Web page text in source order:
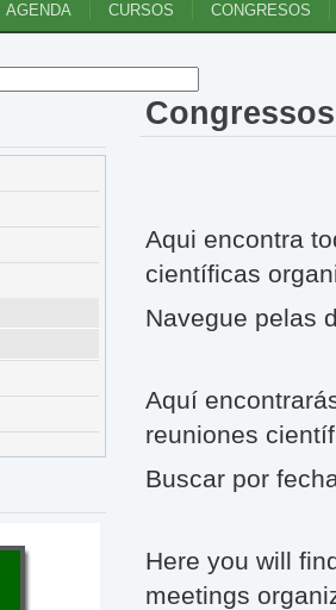
AGENDA CURSOS CONGRESOS
Aqui encontra
científicas
Navegue pelas
Aquí
reuniones
Buscar por
Here you will
meetings